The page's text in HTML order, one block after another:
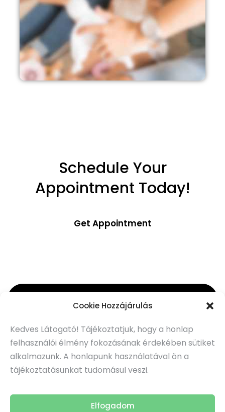
Cookie Hozzájárulás
Kedves Látogató! Tájékoztatjuk, hogy a honlap
felhasználói élmény fokozásának érdekében sütiket
alkalmazunk. A honlapunk használatával ön a
tájékoztatásunkat tudomásul veszi.
Elfogadom
Schedule Your
Appointment Today!
Get Appointment
Subscribe
TEconsulting© 2026 All Right Reserved
Karbantartás: Webpajzs